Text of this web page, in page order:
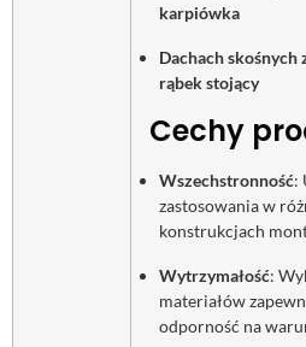
karpiówka
Dachach skośnych
rąbek stojący
Cechy
Wszechstronność:
zastosowania w
konstrukcjach
Wytrzymałość:
materiałów
odporność na